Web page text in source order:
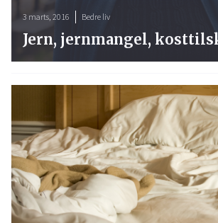
3 marts, 2016 Bedre liv
Jern, jernmangel,